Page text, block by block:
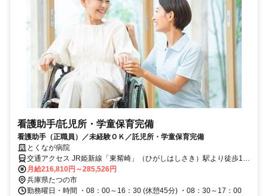
看護助手/託児所・学童保育完備
看護助手（正職員）／未経験ＯＫ／託児所・学童保育完備
とくなが病院
交通アクセス JR姫新線「東觜崎」（ひがしはしさき）駅より徒歩10
分
月給216,810円～285,526円
兵庫県たつの市
勤務曜日・時間 ・08：00～16：30 (休憩45分) ・08：30～17：00